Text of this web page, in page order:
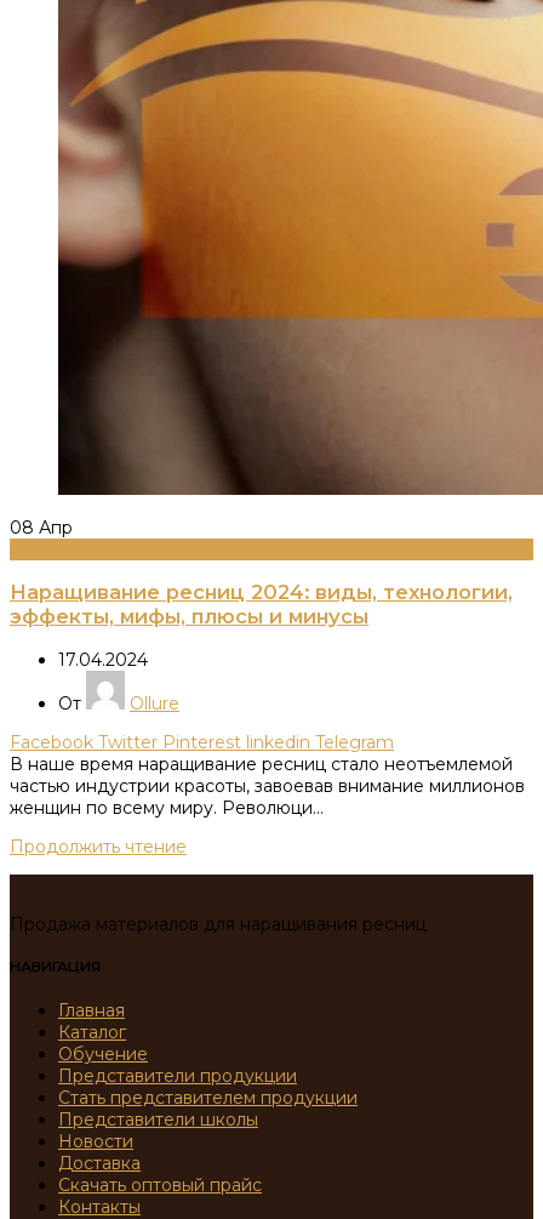
08 Апр
Наращивание ресниц 2024: виды, технологии,
эффекты, мифы, плюсы и минусы
17.04.2024
От
Ollure
Facebook Twitter Pinterest linkedin Telegram
В наше время наращивание ресниц стало неотъемлемой
частью индустрии красоты, завоевав внимание миллионов
женщин по всему миру. Революци...
Продолжить чтение
Продажа материалов для наращивания ресниц
НАВИГАЦИЯ
Главная
Каталог
Обучение
Представители продукции
Стать представителем продукции
Представители школы
Новости
Доставка
Скачать оптовый прайс
Контакты